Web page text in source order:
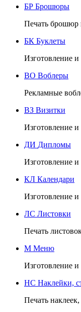
БР Брошюры
Печать брошюр
БК Буклеты
Изготовление и
ВО Воблеры
Рекламные
ВЗ Визитки
Изготовление и
ДИ Дипломы
Изготовление
КЛ Календари
Изготовление и
ЛС Листовки
Печать
М Меню
Изготовление
НС Наклейки,
Печать